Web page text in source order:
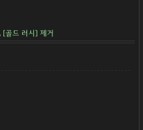
[골드 러시] 제거